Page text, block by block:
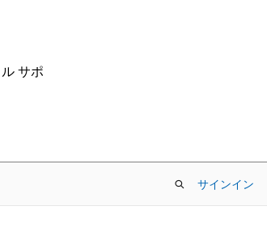
サポ
サインイン